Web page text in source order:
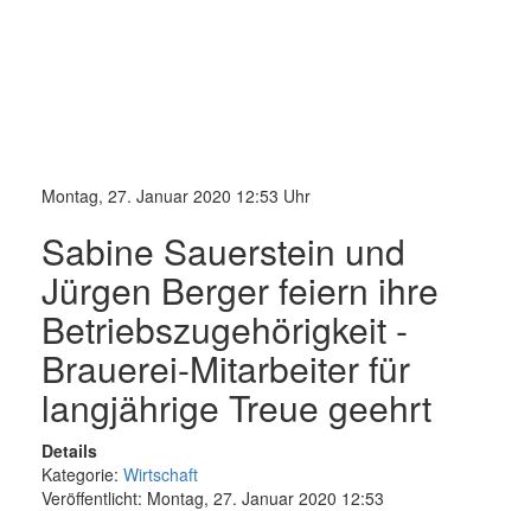
Montag, 27. Januar 2020 12:53 Uhr
Sabine Sauerstein und
Jürgen Berger feiern ihre
Betriebszugehörigkeit -
Brauerei-Mitarbeiter für
langjährige Treue geehrt
Details
Kategorie: Wirtschaft
Veröffentlicht: Montag, 27. Januar 2020 12:53